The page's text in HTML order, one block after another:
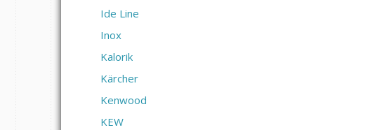
Ide Line
Inox
Kalorik
Kärcher
Kenwood
KEW